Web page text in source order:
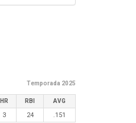
Temporada 2025
HR RBI AVG
3 24 .151